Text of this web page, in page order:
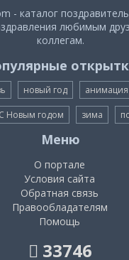
- каталог
любимым
коллегам.
новый год анимация
С Новым годом зима
Меню
О портале
Условия сайта
Обратная связь
Правообладателям
Помощь
33746